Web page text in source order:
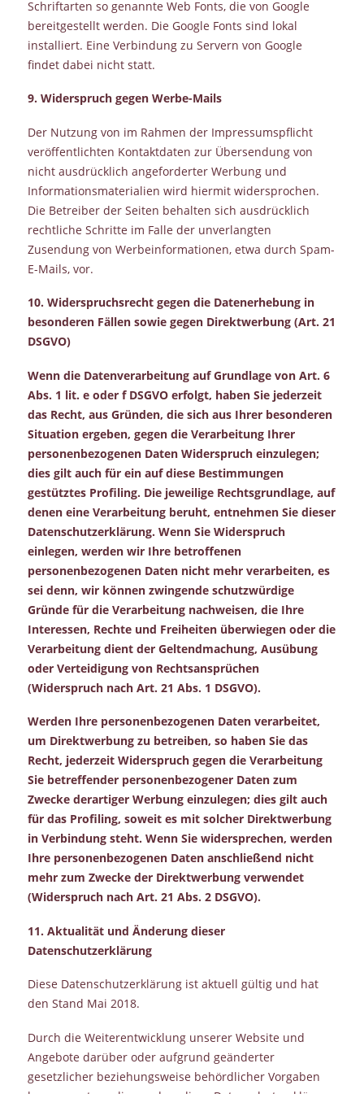
Schriftarten so genannte Web Fonts, die von Google
bereitgestellt werden. Die Google Fonts sind lokal
installiert. Eine Verbindung zu Servern von Google
findet dabei nicht statt.
9. Widerspruch gegen Werbe-Mails
Der Nutzung von im Rahmen der Impressumspflicht
veröffentlichten Kontaktdaten zur Übersendung von
nicht ausdrücklich angeforderter Werbung und
Informationsmaterialien wird hiermit widersprochen.
Die Betreiber der Seiten behalten sich ausdrücklich
rechtliche Schritte im Falle der unverlangten
Zusendung von Werbeinformationen, etwa durch Spam-
E-Mails, vor.
10. Widerspruchsrecht gegen die Datenerhebung in
besonderen Fällen sowie gegen Direktwerbung (Art. 21
DSGVO)
Wenn die Datenverarbeitung auf Grundlage von Art. 6
Abs. 1 lit. e oder f DSGVO erfolgt, haben Sie jederzeit
das Recht, aus Gründen, die sich aus Ihrer besonderen
Situation ergeben, gegen die Verarbeitung Ihrer
personenbezogenen Daten Widerspruch einzulegen;
dies gilt auch für ein auf diese Bestimmungen
gestütztes Profiling. Die jeweilige Rechtsgrundlage, auf
denen eine Verarbeitung beruht, entnehmen Sie dieser
Datenschutzerklärung. Wenn Sie Widerspruch
einlegen, werden wir Ihre betroffenen
personenbezogenen Daten nicht mehr verarbeiten, es
sei denn, wir können zwingende schutzwürdige
Gründe für die Verarbeitung nachweisen, die Ihre
Interessen, Rechte und Freiheiten überwiegen oder die
Verarbeitung dient der Geltendmachung, Ausübung
oder Verteidigung von Rechtsansprüchen
(Widerspruch nach Art. 21 Abs. 1 DSGVO).
Werden Ihre personenbezogenen Daten verarbeitet,
um Direktwerbung zu betreiben, so haben Sie das
Recht, jederzeit Widerspruch gegen die Verarbeitung
Sie betreffender personenbezogener Daten zum
Zwecke derartiger Werbung einzulegen; dies gilt auch
für das Profiling, soweit es mit solcher Direktwerbung
in Verbindung steht. Wenn Sie widersprechen, werden
Ihre personenbezogenen Daten anschließend nicht
mehr zum Zwecke der Direktwerbung verwendet
(Widerspruch nach Art. 21 Abs. 2 DSGVO).
11. Aktualität und Änderung dieser
Datenschutzerklärung
Diese Datenschutzerklärung ist aktuell gültig und hat
den Stand Mai 2018.
Durch die Weiterentwicklung unserer Website und
Angebote darüber oder aufgrund geänderter
gesetzlicher beziehungsweise behördlicher Vorgaben